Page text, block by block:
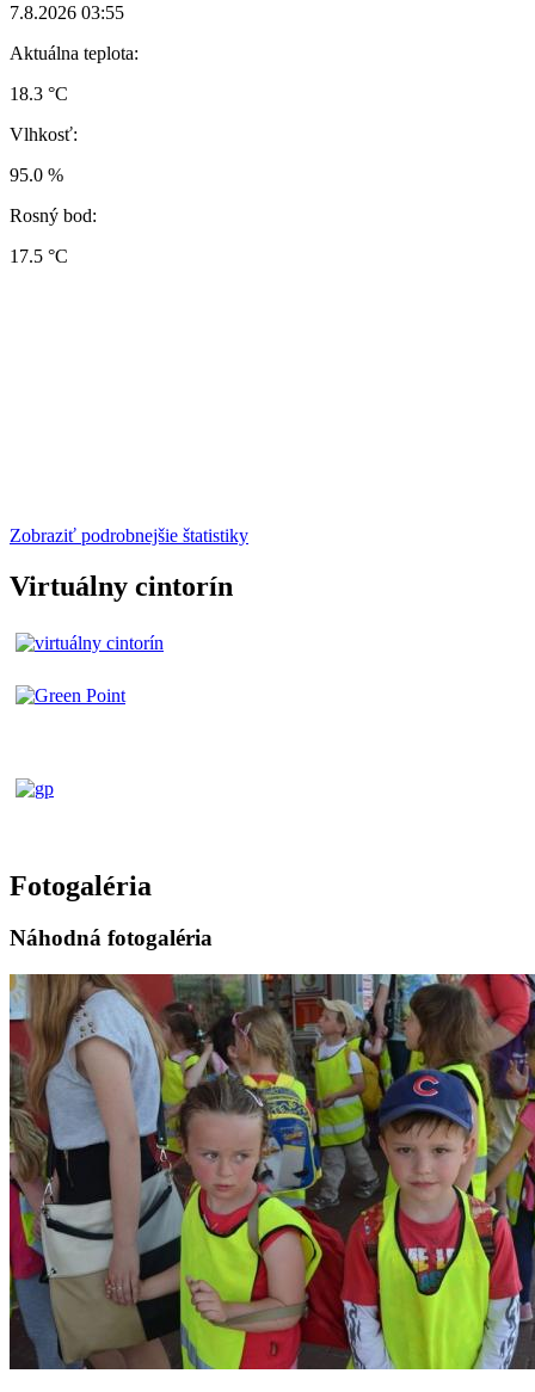
7.8.2026 03:55
Aktuálna teplota:
18.3 °C
Vlhkosť:
95.0 %
Rosný bod:
17.5 °C
Zobraziť podrobnejšie štatistiky
Virtuálny cintorín
Fotogaléria
Náhodná fotogaléria